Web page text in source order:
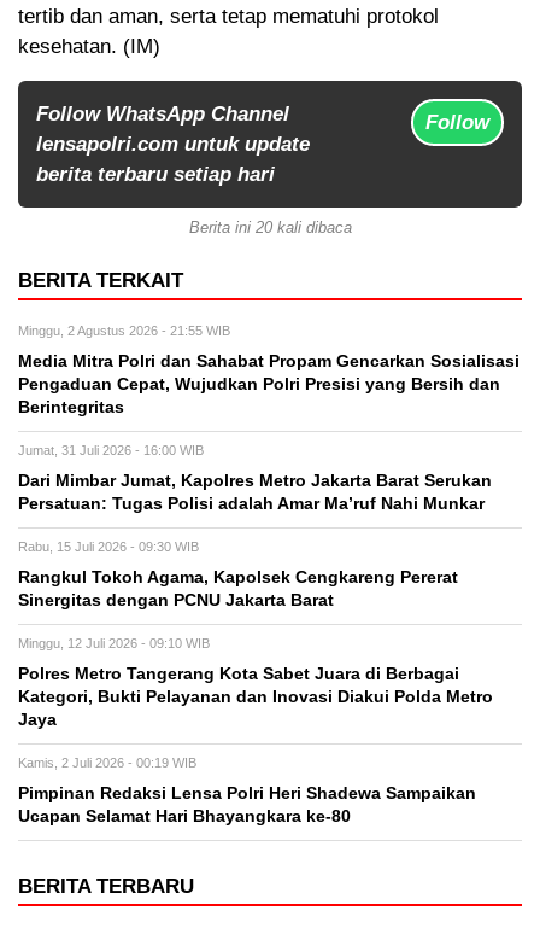
tertib dan aman, serta tetap mematuhi protokol
kesehatan. (IM)
Follow WhatsApp Channel
lensapolri.com untuk update
berita terbaru setiap hari
Follow
Berita ini 20 kali dibaca
BERITA TERKAIT
Minggu, 2 Agustus 2026 - 21:55 WIB
Media Mitra Polri dan Sahabat Propam Gencarkan Sosialisasi
Pengaduan Cepat, Wujudkan Polri Presisi yang Bersih dan
Berintegritas
Jumat, 31 Juli 2026 - 16:00 WIB
Dari Mimbar Jumat, Kapolres Metro Jakarta Barat Serukan
Persatuan: Tugas Polisi adalah Amar Ma’ruf Nahi Munkar
Rabu, 15 Juli 2026 - 09:30 WIB
Rangkul Tokoh Agama, Kapolsek Cengkareng Pererat
Sinergitas dengan PCNU Jakarta Barat
Minggu, 12 Juli 2026 - 09:10 WIB
Polres Metro Tangerang Kota Sabet Juara di Berbagai
Kategori, Bukti Pelayanan dan Inovasi Diakui Polda Metro
Jaya
Kamis, 2 Juli 2026 - 00:19 WIB
Pimpinan Redaksi Lensa Polri Heri Shadewa Sampaikan
Ucapan Selamat Hari Bhayangkara ke-80
BERITA TERBARU